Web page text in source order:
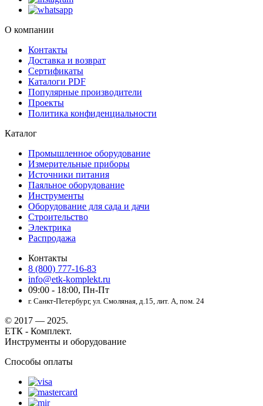
О компании
Контакты
Доставка и возврат
Сертификаты
Каталоги PDF
Популярные производители
Проекты
Политика конфиденциальности
Каталог
Промышленное оборудование
Измерительные приборы
Источники питания
Паяльное оборудование
Инструменты
Оборудование для сада и дачи
Строительство
Электрика
Распродажа
Контакты
8 (800) 777-16-83
info@etk-komplekt.ru
09:00 - 18:00, Пн-Пт
г. Санкт-Петербург, ул. Смоляная, д.15, лит. А, пом. 24
© 2017 — 2025.
ЕТК - Комплект.
Инструменты и оборудование
Способы оплаты